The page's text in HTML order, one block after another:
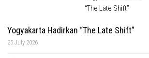
Yogyakarta Hadirkan “The Late Shift”
25 July 2026